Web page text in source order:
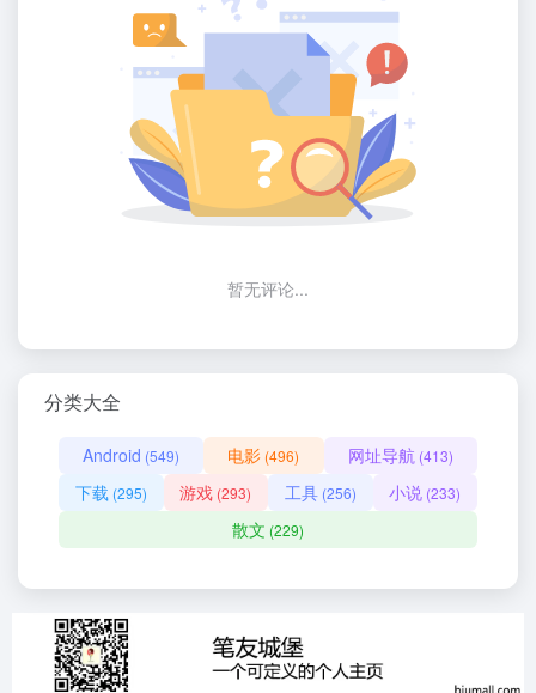
暂无评论...
分类大全
Android (549) 电影 (496) 网址导航 (413)
下载 (295) 游戏 (293) 工具(256) 小说 (233)
散文 (229)